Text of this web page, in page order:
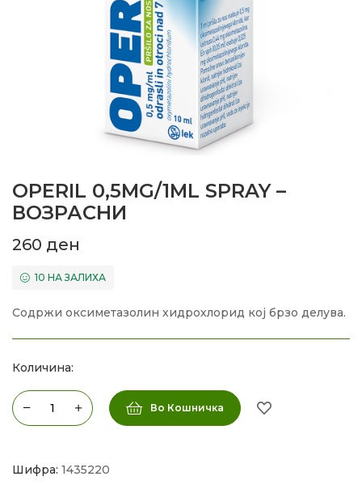
OPERIL 0,5MG/1ML SPRAY –
ВОЗРАСНИ
260 ден
10 НА ЗАЛИХА
Содржи оксиметазолин хидрохлорид кој брзо делува.
Количина:
Во Кошничка
Шифра: 1435220